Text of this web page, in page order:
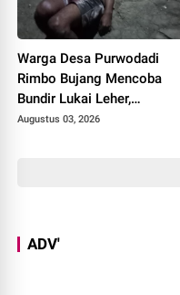
Warga Desa Purwodadi
Rimbo Bujang Mencoba
Bundir Lukai Leher,
Sebelumnya Pernah Potong
Augustus 03, 2026
ADV'